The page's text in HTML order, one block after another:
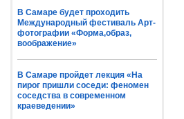
В Самаре будет проходить
Международный фестиваль Арт-
фотографии «Форма,образ,
воображение»
В Самаре пройдет лекция «На
пирог пришли соседи: феномен
соседства в современном
краеведении»